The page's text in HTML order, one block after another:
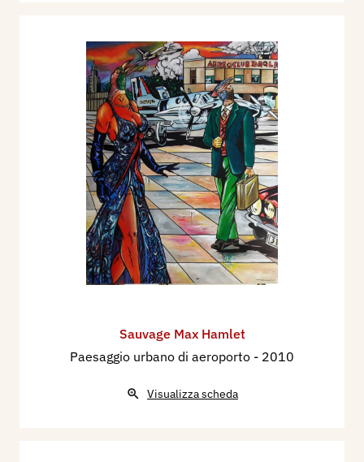
Sauvage Max Hamlet
Paesaggio urbano di aeroporto - 2010
Visualizza scheda